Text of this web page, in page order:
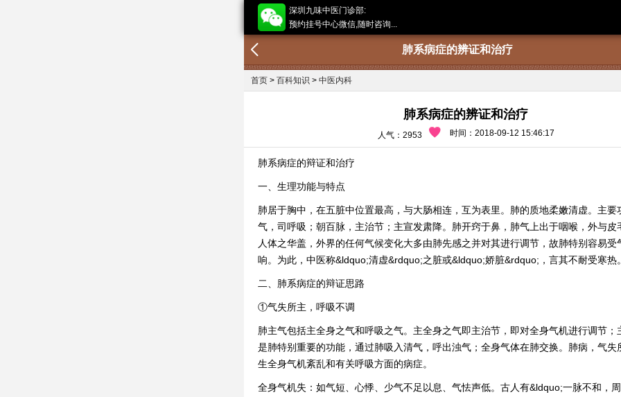
深圳九味中医门诊部:
预约挂号中心微信,随时咨询...
肺系病症的辨证和治疗
首页 > 百科知识 > 中医内科
肺系病症的辨证和治疗
人气：2953 时间：2018-09-12 15:46:17
肺系病症的辩证和治疗
一、生理功能与特点
肺居于胸中，在五脏中位置最高，与大肠相连，互为表里。肺的质地柔嫩清虚。主要
气，司呼吸；朝百脉，主治节；主宣发肃降。肺开窍于鼻，肺气上出于咽喉，外与皮
人体之华盖，外界的任何气候变化大多由肺先感之并对其进行调节，故肺特别容易受
响。为此，中医称&ldquo;清虚&rdquo;之脏或&ldquo;娇脏&rdquo;，言其不耐受寒热
二、肺系病症的辩证思路
①气失所主，呼吸不调
肺主气包括主全身之气和呼吸之气。主全身之气即主治节，即对全身气机进行调节；
是肺特别重要的功能，通过肺吸入清气，呼出浊气；全身气体在肺交换。肺病，气失
生全身气机紊乱和有关呼吸方面的病症。
全身气机失：如气短、心悸、少气不足以息、气怯声低。古人有&ldquo;一脉不和，